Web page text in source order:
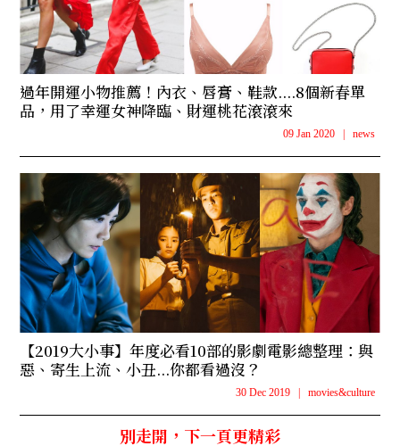
過年開運小物推薦！內衣、唇膏、鞋款....8個新春單
品，用了幸運女神降臨、財運桃花滾滾來
09 Jan 2020 news
【2019大小事】年度必看10部的影劇電影總整理：與
惡、寄生上流、小丑...你都看過沒？
30 Dec 2019 movies&culture
別走開，下一頁更精彩